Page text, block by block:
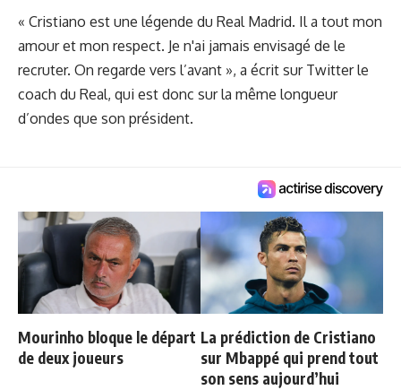
« Cristiano est une légende du Real Madrid. Il a tout mon
amour et mon respect. Je n'ai jamais envisagé de le
recruter. On regarde vers l’avant », a écrit sur Twitter le
coach du Real, qui est donc sur la même longueur
d’ondes que son président.
Mourinho bloque le départ
de deux joueurs
La prédiction de Cristiano
sur Mbappé qui prend tout
son sens aujourd’hui